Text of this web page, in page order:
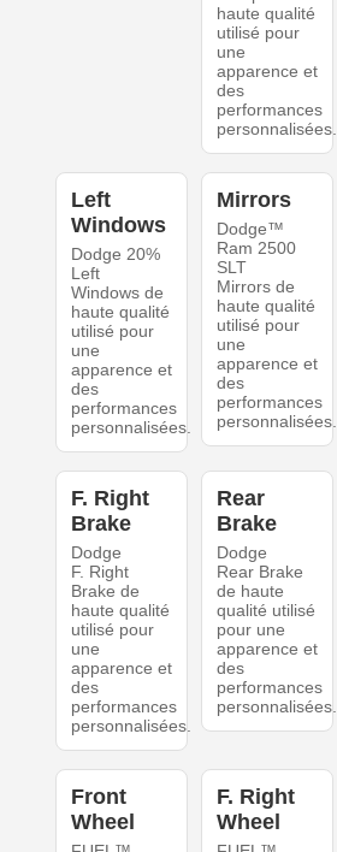
haute qualité
utilisé pour
une
apparence et
des
performances
personnalisées.
Left
Windows
Dodge 20%
Left
Windows de
haute qualité
utilisé pour
une
apparence et
des
performances
personnalisées.
Mirrors
Dodge™
Ram 2500
SLT
Mirrors de
haute qualité
utilisé pour
une
apparence et
des
performances
personnalisées.
F. Right
Brake
Dodge
F. Right
Brake de
haute qualité
utilisé pour
une
apparence et
des
performances
personnalisées.
Rear
Brake
Dodge
Rear Brake
de haute
qualité utilisé
pour une
apparence et
des
performances
personnalisées.
Front
Wheel
F. Right
Wheel